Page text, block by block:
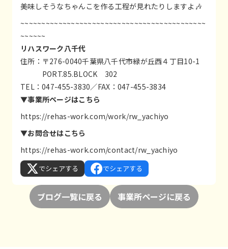
美味しそうなちゃんこを作る工程が見れたりしますよ🎶
~~~~~~~~~~~~~~~~~~~~~~~~~~~~~~~~~~~~~~~~~~~~
~~~~~~
リハスワーク八千代
住所：〒276-0040千葉県八千代市緑が丘西４丁目10-1
PORT.85.BLOCK 302
TEL：047-455-3830／FAX：047-455-3834
▼事業所ページはこちら
https://rehas-work.com/work/rw_yachiyo
▼お問合せはこちら
https://rehas-work.com/contact/rw_yachiyo
でシェアする でシェアする
ブログ一覧に戻る 事業所ページに戻る